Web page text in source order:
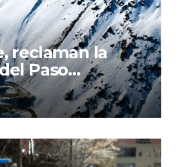
reclaman la
Paso
Los
pérdidas